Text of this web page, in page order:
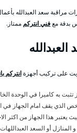
مراقبة سعد العبدالله
بدقة معفني انتركم ممتاز.
على تركيب أجهزةانتركم
به كاميرا في الوحدة
الذي يقف امام الجهاز في
يعتبر هذا الجهاز من اكثر
أو السعد